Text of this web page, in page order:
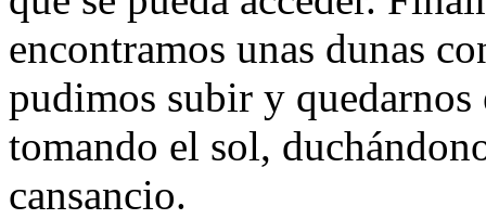
encontramos unas dunas
pudimos subir y
tomando el sol,
cansancio.